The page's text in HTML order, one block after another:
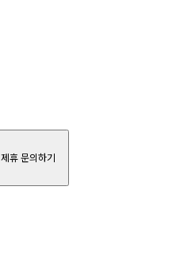
제휴 문의하기